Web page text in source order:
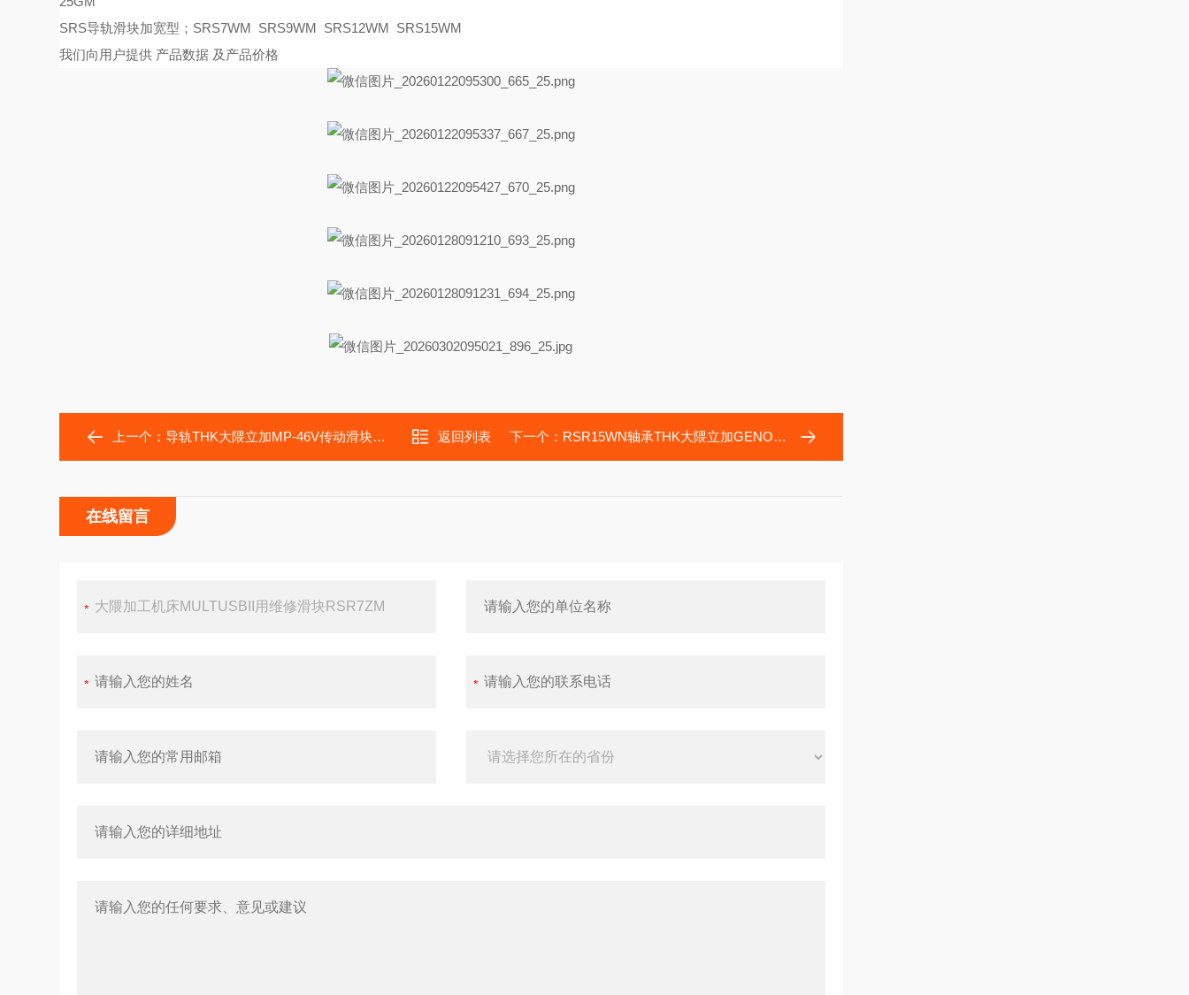
SRS导轨滑块加宽型；SRS7WM SRS9WM SRS12WM SRS15WM
我们向用户提供 产品数据 及产品价格
上一个：导轨THK大隈立加MP-46V传动滑块RSR12ZM、RSR15ZM 返回列表 下一个： RSR15WN轴承THK大隈立加GENOSM用滑块导轨RSR15WVM福业
在线留言